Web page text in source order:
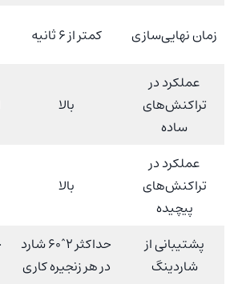
زمان نهایی‌سازی کمتر از 6 ثانیه
عملکرد در
تراکنش‌های
ساده
بالا
عملکرد در
تراکنش‌های
پیچیده
بالا
پشتیبانی از
شاردینگ
حداکثر 2^60 شارد
در هر زنجیره کاری